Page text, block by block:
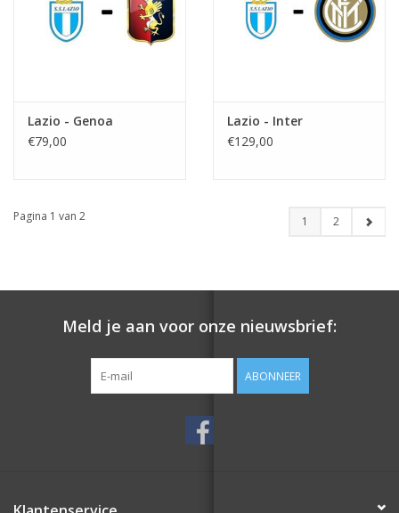
Lazio - Genoa
€79,00
Lazio - Inter
€129,00
Pagina 1 van 2 1 2
Meld je aan voor onze nieuwsbrief:
ABONNEER